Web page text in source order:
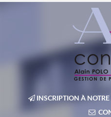
INSCRIPTION À